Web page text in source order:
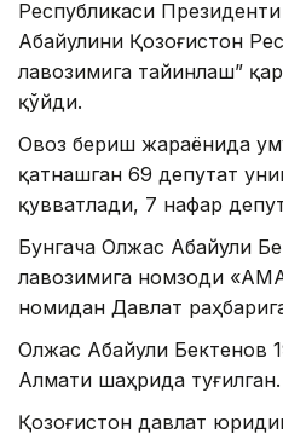
Республикаси
Абайулини Қозоғистон
лавозимига тайинлаш”
қўйди.
Овоз бериш жараёнида
қатнашган 69 депутат
қувватлади, 7 нафар
Бунгача Олжас Абайули
лавозимига номзоди
номидан Давлат
Олжас Абайули Бектенов
Алмати шаҳрида туғилган.
Қозоғистон давлат